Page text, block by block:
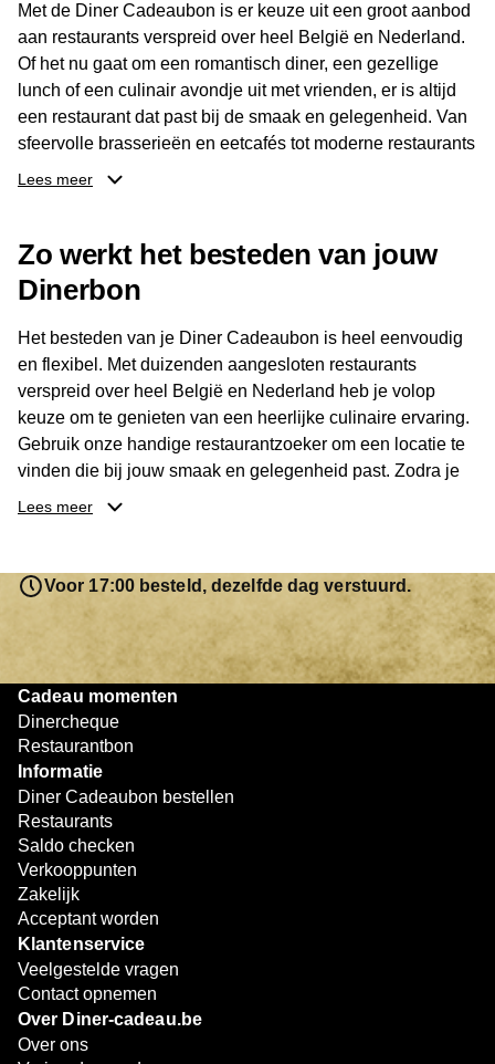
Met de Diner Cadeaubon is er keuze uit een groot aanbod
aan restaurants verspreid over heel België en Nederland.
Of het nu gaat om een romantisch diner, een gezellige
lunch of een culinair avondje uit met vrienden, er is altijd
een restaurant dat past bij de smaak en gelegenheid. Van
sfeervolle brasserieën en eetcafés tot moderne restaurants
en gastronomische locaties: er is voor ieder wat wils.
buurt, bijvoorbeeld in Brussel, Antwerpen, Gent of Brugge.
De ontvanger kiest zelf waar en wanneer er wordt genoten
van deze culinaire ervaring. Zo is de Diner Cadeaubon
niet alleen een diner, maar een bijzondere belevenis.
Lees meer
Zo werkt het besteden van jouw
Dinerbon
Het besteden van je Diner Cadeaubon is heel eenvoudig
en flexibel. Met duizenden aangesloten restaurants
verspreid over heel België en Nederland heb je volop
keuze om te genieten van een heerlijke culinaire ervaring.
Gebruik onze handige restaurantzoeker om een locatie te
vinden die bij jouw smaak en gelegenheid past. Zodra je
je keuze hebt gemaakt, kun je eenvoudig reserveren en na
resterende bedrag blijft gewoon op de bon staan en kan
later worden gebruikt. Zo geniet je keer op keer van
bijzondere eetmomenten.
Lees meer
Voor 17:00 besteld, dezelfde dag verstuurd.
Cadeau momenten
Dinercheque
Restaurantbon
Informatie
Diner Cadeaubon bestellen
Restaurants
Saldo checken
Verkooppunten
Zakelijk
Acceptant worden
Klantenservice
Veelgestelde vragen
Contact opnemen
Over Diner-cadeau.be
Over ons